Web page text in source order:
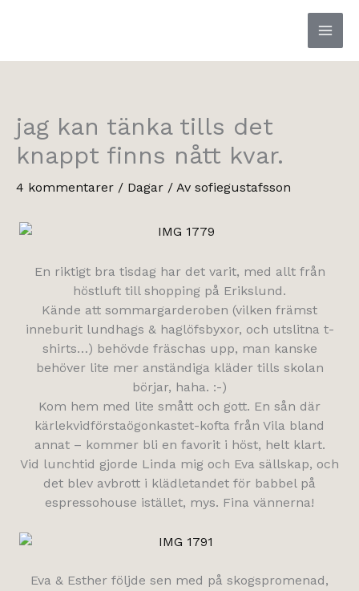
jag kan tänka tills det
knappt finns nått kvar.
4 kommentarer / Dagar / Av sofiegustafsson
En riktigt bra tisdag har det varit, med allt från
höstluft till shopping på Erikslund.
Kände att sommargarderoben (vilken främst
inneburit lundhags & haglöfsbyxor, och utslitna t-
shirts…) behövde fräschas upp, man kanske
behöver lite mer anständiga kläder tills skolan
börjar, haha. :-)
Kom hem med lite smått och gott. En sån där
kärlekvidförstaögonkastet-kofta från Vila bland
annat – kommer bli en favorit i höst, helt klart.
Vid lunchtid gjorde Linda mig och Eva sällskap, och
det blev avbrott i klädletandet för babbel på
espressohouse istället, mys. Fina vännerna!
Eva & Esther följde sen med på skogspromenad,